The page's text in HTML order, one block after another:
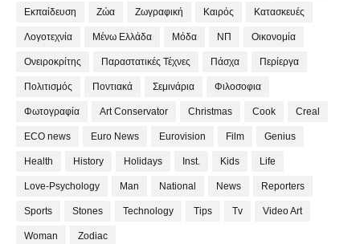
Εκπαίδευση Ζώα Ζωγραφική Καιρός Κατασκευές
Λογοτεχνία Μένω Ελλάδα Μόδα ΝΠ Οικονομία
Ονειροκρίτης Παραστατικές Τέχνες Πάσχα Περίεργα
Πολιτισμός Ποντιακά Σεμινάρια Φιλοσοφια
Φωτογραφία Art Conservator Christmas Cook Creal
ECO news Euro News Eurovision Film Genius
Health History Holidays Inst. Kids Life
Love-Psychology Man National News Reporters
Sports Stones Technology Tips Tv Video Art
Woman Zodiac